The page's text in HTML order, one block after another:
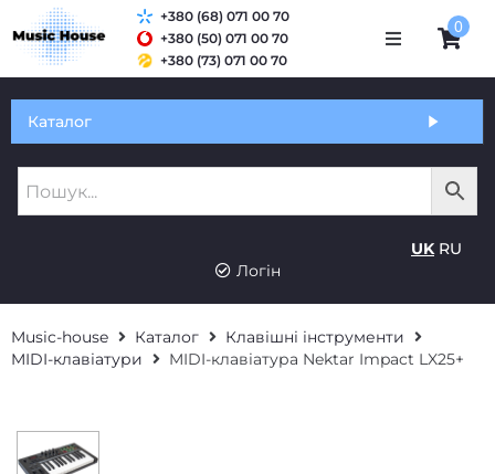
Оплата і доставка
+380 (68) 071 00 70
+380 (50) 071 00 70
+380 (73) 071 00 70
0
Каталог
UK RU
Логін
Music-house Каталог
Клавішні інструменти
MIDI-клавіатури
MIDI-клавіатура Nektar Impact LX25+